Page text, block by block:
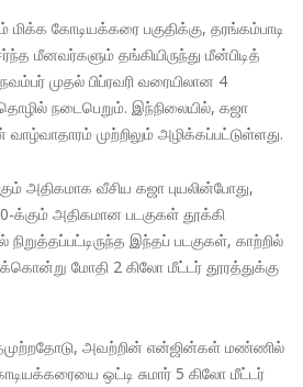
கோடியக்கரை பகுதிக்கு, தரங்கம்பாடி
மீனவர்களும் தங்கியிருந்து மீன்பிடித்
முதல் பிப்ரவரி வரையிலான 4
நடைபெறும். இந்நிலையில், கஜா
வாழ்வாதாரம் முற்றிலும் அழிக்கப்பட்டுள்ளது.
அதிகமாக வீசிய கஜா புயலின்போது,
க்கும் அதிகமான படகுகள் தூக்கி
இந்தப் படகுகள், காற்றில்
மோதி 2 கிலோ மீட்டர் தூரத்துக்கு
அவற்றின் என்ஜின்கள் மண்ணில்
ஒட்டி சுமார் 5 கிலோ மீட்டர்